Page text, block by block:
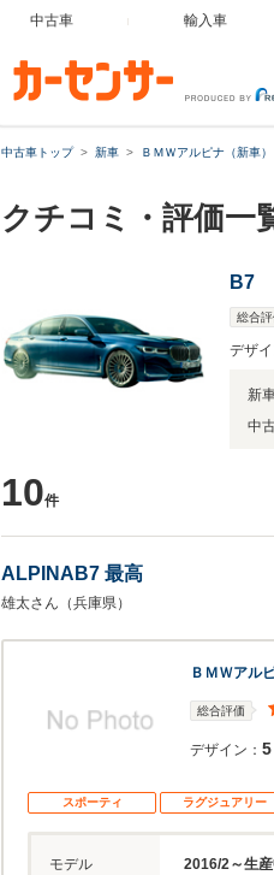
中古車 輸入車
中古車トップ 新車 ＢＭＷアルピナ（新車）
クチコミ・評価一
B7
総合評
デザイ
新
中
10件
ALPINAB7 最高
雄太さん（兵庫県）
ＢＭＷアル
総合評価
デザイン： 5
スポーティ ラグジュアリー
モデル 2016/2～生